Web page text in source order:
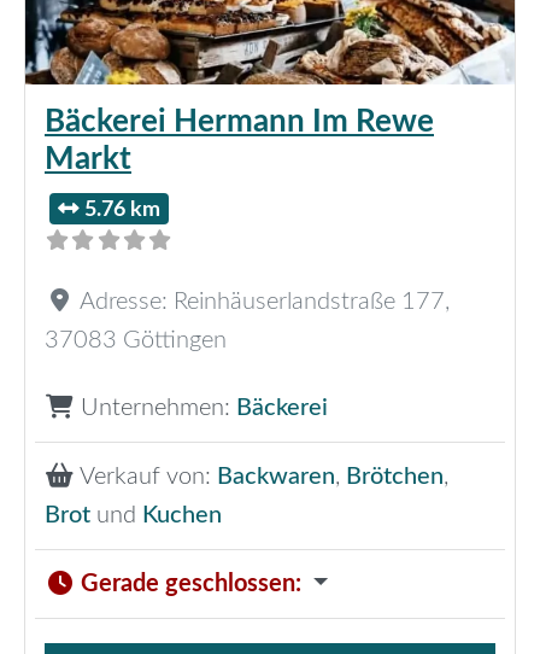
Bäckerei Hermann Im Rewe
Markt
5.76 km
Adresse: Reinhäuserlandstraße 177,
37083 Göttingen
Unternehmen: Bäckerei
Verkauf von: Backwaren, Brötchen,
Brot und Kuchen
Gerade geschlossen: